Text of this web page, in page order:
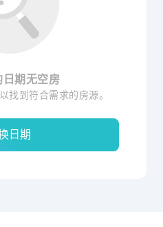
日期无空房
找到符合需求的房源。
日期